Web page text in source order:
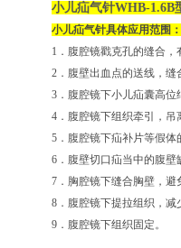
小儿疝气针WHB-1.6B
小儿疝气针具体应用范围：
1．腹腔镜戳克孔的缝合
2．腹壁出血点的送线，
3．腹腔镜下小儿疝囊高
4．腹腔镜下组织牵引，吊
5．腹腔镜下疝补片等假体
6．腹壁切口疝当中的腹
7．胸腔镜下缝合胸壁，避
8．腹腔镜下提拉组织，减
9．腹腔镜下组织固定。